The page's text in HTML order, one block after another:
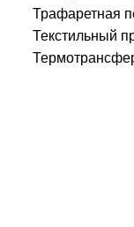
Трафаретная
Текстильный